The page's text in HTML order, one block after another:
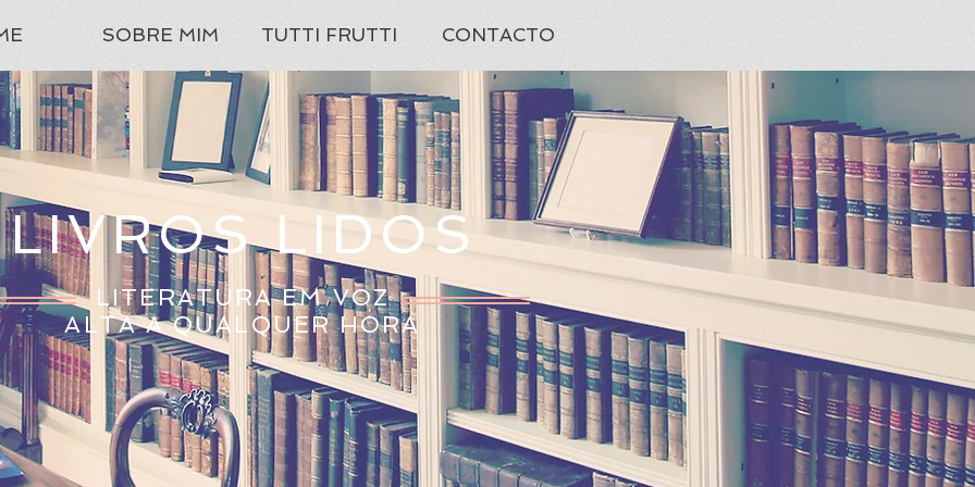
SOBRE MIM TUTTI FRUTTI CONTACTO
LIVROS LIDOS
LITERATURA EM VOZ
ALTA A QUALQUER HORA